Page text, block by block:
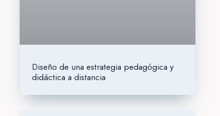
Diseño de una estrategia pedagógica y
didáctica a distancia